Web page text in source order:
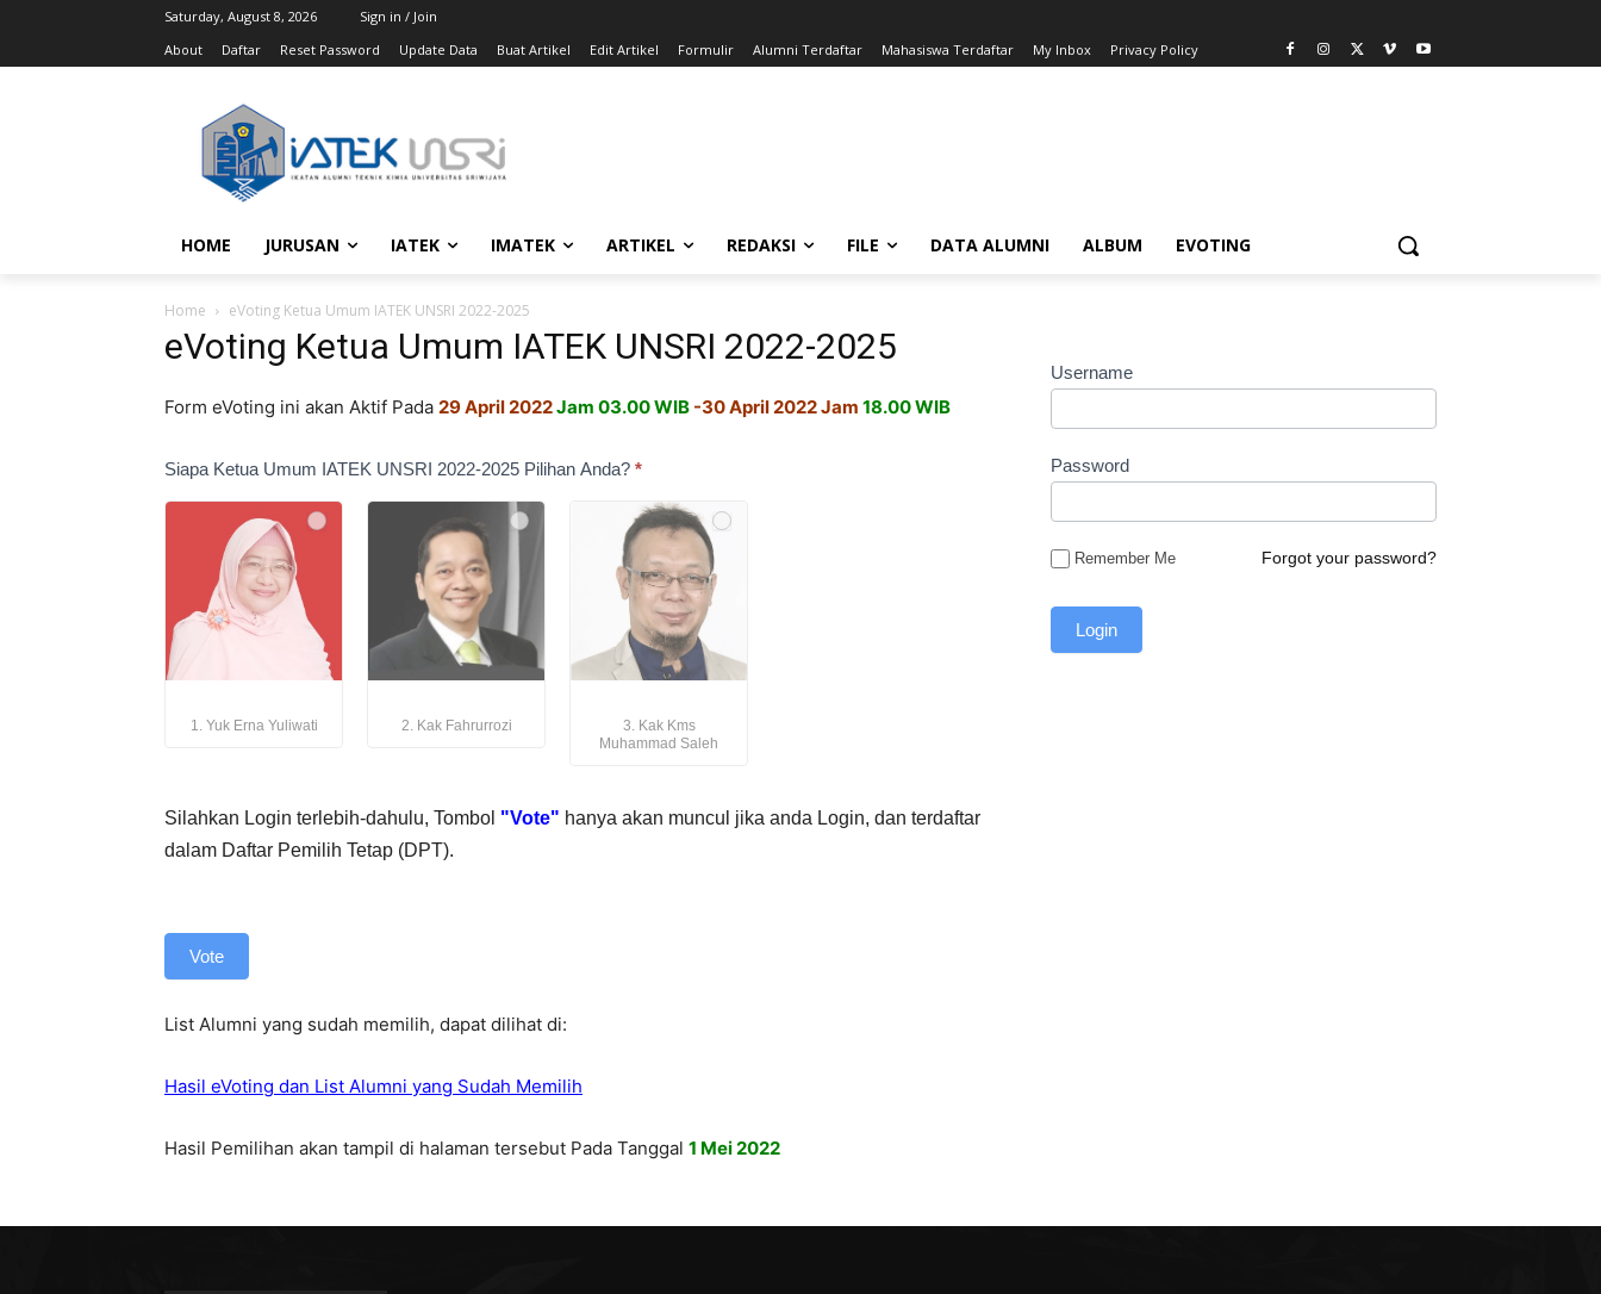
Saturday, August 8, 2026
Sign in / Join
About
Daftar Reset Password Update Data Buat Artikel Edit Artikel Formulir Alumni Terdaftar Mahasiswa Terdaftar My Inbox Privacy Policy
HOME JURUSAN IATEK IMATEK ARTIKEL REDAKSI FILE DATA ALUMNI ALBUM EVOTING
Home eVoting Ketua Umum IATEK UNSRI 2022-2025
eVoting Ketua Umum IATEK UNSRI 2022-2025
Form eVoting ini akan Aktif Pada 29 April 2022Jam 03.00 WIB -30 April 2022 Jam 18.00 WIB
Evoting
Ketua
UNSRI
Siapa Ketua Umum IATEK UNSRI 2022-2025 Pilihan Anda? *
1. Yuk Erna Yuliwati 2. Kak Fahrurrozi
3. Kak Kms
Muhammad Saleh
Silahkan Login terlebih-dahulu, Tombol "Vote" hanya akan muncul jika anda Login, dan terdaftar
dalam Daftar Pemilih Tetap (DPT).
Vote
List Alumni yang sudah memilih, dapat dilihat di:
Hasil eVoting dan List Alumni yang Sudah Memilih
Hasil Pemilihan akan tampil di halaman tersebut Pada Tanggal 1 Mei 2022
Username
Password
Remember Me Forgot your password?